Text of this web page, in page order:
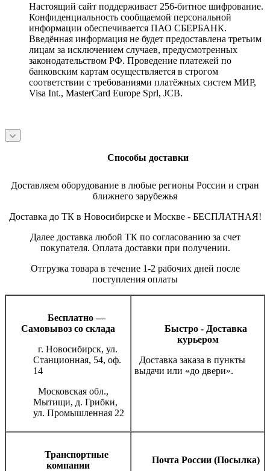
Настоящий сайт поддерживает 256-битное шифрование.
Конфиденциальность сообщаемой персональной
информации обеспечивается ПАО СБЕРБАНК.
Введённая информация не будет предоставлена третьим
лицам за исключением случаев, предусмотренных
законодательством РФ. Проведение платежей по
банковским картам осуществляется в строгом
соответствии с требованиями платёжных систем МИР,
Visa Int., MasterCard Europe Sprl, JCB.
Способы доставки
Доставляем оборудование в любые регионы России и стран
ближнего зарубежья
Доставка до ТК в Новосибирске и Москве - БЕСПЛАТНАЯ!
Далее доставка любой ТК по согласованию за счет
покупателя. Оплата доставки при получении.
Отгрузка товара в течение 1-2 рабочих дней после
поступления оплаты
Бесплатно —
Самовывоз со склада
г. Новосибирск, ул.
Станционная, 54, оф.
14
Московская обл.,
Мытищи, д. Грибки,
ул. Промышленная 22
Быстро - Доставка
курьером
Доставка заказа в пункты
выдачи или «до двери».
Транспортные
компании
Почта России (Посылка)